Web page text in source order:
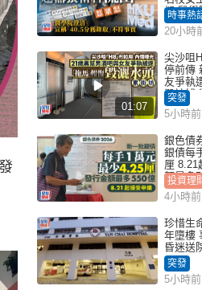
怒 醫學
「40.5
實｜
時事熱
20小時
01:07
尖沙咀
停前傳
友爭執
毀被捕
突發
5小時前
銀色債
銀債每
厘 8.21
額最多
投資理
4小時前
珍惜生
年墮樓
昏迷送
突發
5小時前